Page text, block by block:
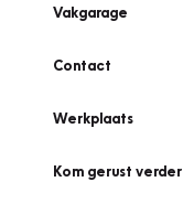
Vakgarage
Contact
Werkplaats
Kom gerust verder